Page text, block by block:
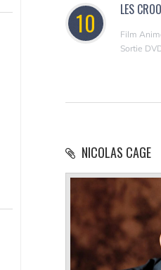
10 LES
Film
Sortie
NICOLAS CAGE